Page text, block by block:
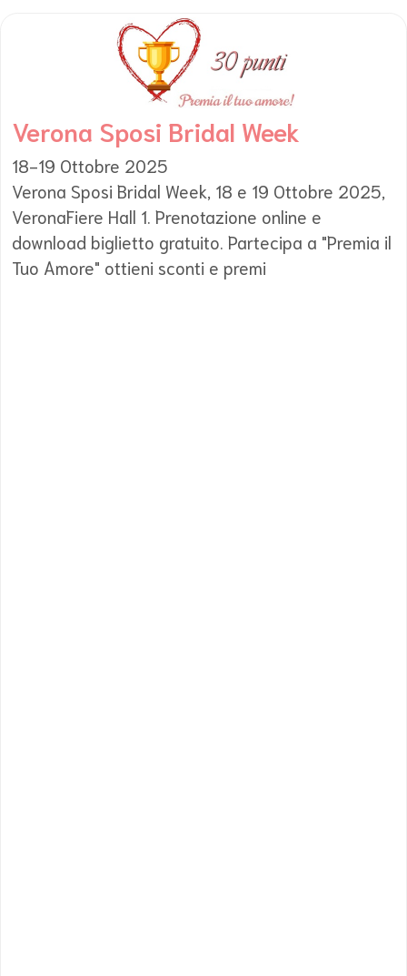
Verona Sposi Bridal Week
18-19 Ottobre 2025
Verona Sposi Bridal Week, 18 e 19 Ottobre 2025,
VeronaFiere Hall 1. Prenotazione online e
download biglietto gratuito. Partecipa a "Premia il
Tuo Amore" ottieni sconti e premi